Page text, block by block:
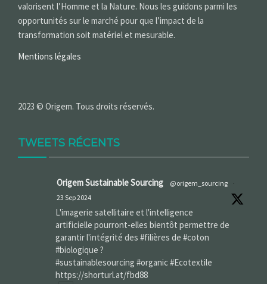
valorisent l’Homme et la Nature. Nous les guidons parmi les
opportunités sur le marché pour que l’impact de la
transformation soit matériel et mesurable.
Mentions légales
2023 © Origem. Tous droits réservés.
TWEETS RÉCENTS
Origem Sustainable Sourcing @origem_sourcing
·
23 Sep 2024
L'imagerie satellitaire et l'intelligence
artificielle pourront-elles bientôt permettre de
garantir l'intégrité des #filières de #coton
#biologique ?
#sustainablesourcing #organic #Ecotextile
https://shorturl.at/fbd88